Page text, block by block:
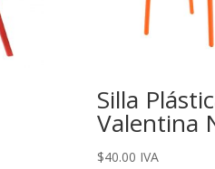
Silla
Valentina
$40.00 IVA